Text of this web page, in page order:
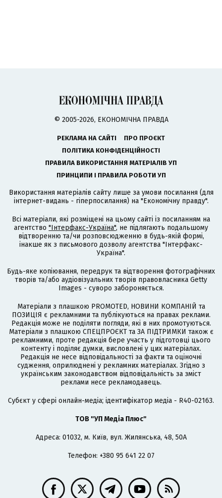
© 2005-2026, ЕКОНОМІЧНА ПРАВДА
РЕКЛАМА НА САЙТІ
ПРО ПРОЄКТ
ПОЛІТИКА КОНФІДЕНЦІЙНОСТІ
ПРАВИЛА ВИКОРИСТАННЯ МАТЕРІАЛІВ УП
ПРИНЦИПИ І ПРАВИЛА РОБОТИ УП
Використання матеріалів сайту лише за умови посилання (для
інтернет-видань - гіперпосилання) на "Економічну правду".
Всі матеріали, які розміщені на цьому сайті із посиланням на
агентство "Інтерфакс-Україна", не підлягають подальшому
відтворенню та/чи розповсюдженню в будь-якій формі,
інакше як з письмового дозволу агентства "Інтерфакс-
Україна".
Будь-яке копіювання, передрук та відтворення фотографічних
творів та/або аудіовізуальних творів правовласника Getty
Images - суворо забороняється.
Матеріали з плашкою PROMOTED, НОВИНИ КОМПАНІЙ та
ПОЗИЦІЯ є рекламними та публікуються на правах реклами.
Редакція може не поділяти погляди, які в них промотуються.
Матеріали з плашкою СПЕЦПРОЄКТ та ЗА ПІДТРИМКИ також є
рекламними, проте редакція бере участь у підготовці цього
контенту і поділяє думки, висловлені у цих матеріалах.
Редакція не несе відповідальності за факти та оціночні
судження, оприлюднені у рекламних матеріалах. Згідно з
українським законодавством відповідальність за зміст
реклами несе рекламодавець.
Cубєкт у сфері онлайн-медіа; ідентифікатор медіа - R40-02163.
ТОВ "УП Медіа Плюс"
Адреса: 01032, м. Київ, вул. Жилянська, 48, 50А
Телефон: +380 95 641 22 07